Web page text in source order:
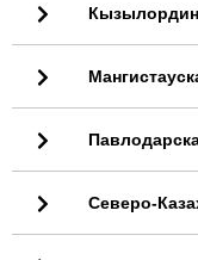
Северо-